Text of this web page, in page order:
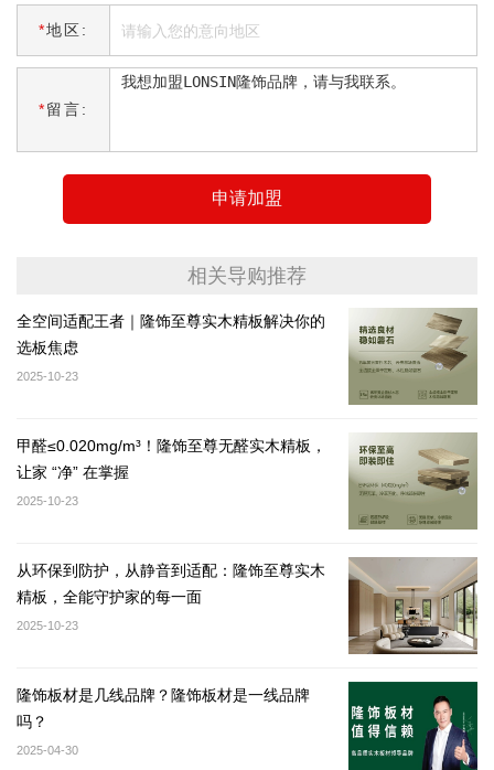
*地区:
*留言:
申请加盟
相关导购推荐
全空间适配王者｜隆饰至尊实木精板解决你的
选板焦虑
2025-10-23
甲醛≤0.020mg/m³！隆饰至尊无醛实木精板，
让家 “净” 在掌握
2025-10-23
从环保到防护，从静音到适配：隆饰至尊实木
精板，全能守护家的每一面
2025-10-23
隆饰板材是几线品牌？隆饰板材是一线品牌
吗？
2025-04-30